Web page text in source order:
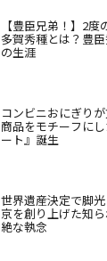
【豊臣兄弟！】2
多賀秀種とは？豊
の生涯
コンビニおにぎり
商品をモチーフに
ート』誕生
世界遺産決定で脚
京を創り上げた知
絶な執念